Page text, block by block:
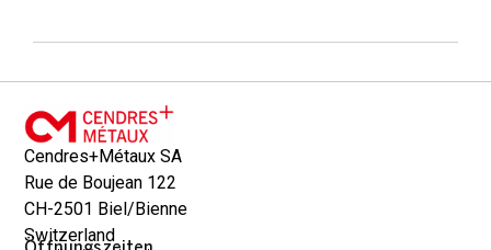
Cendres+Métaux SA
Rue de Boujean 122
CH-2501 Biel/Bienne
Switzerland